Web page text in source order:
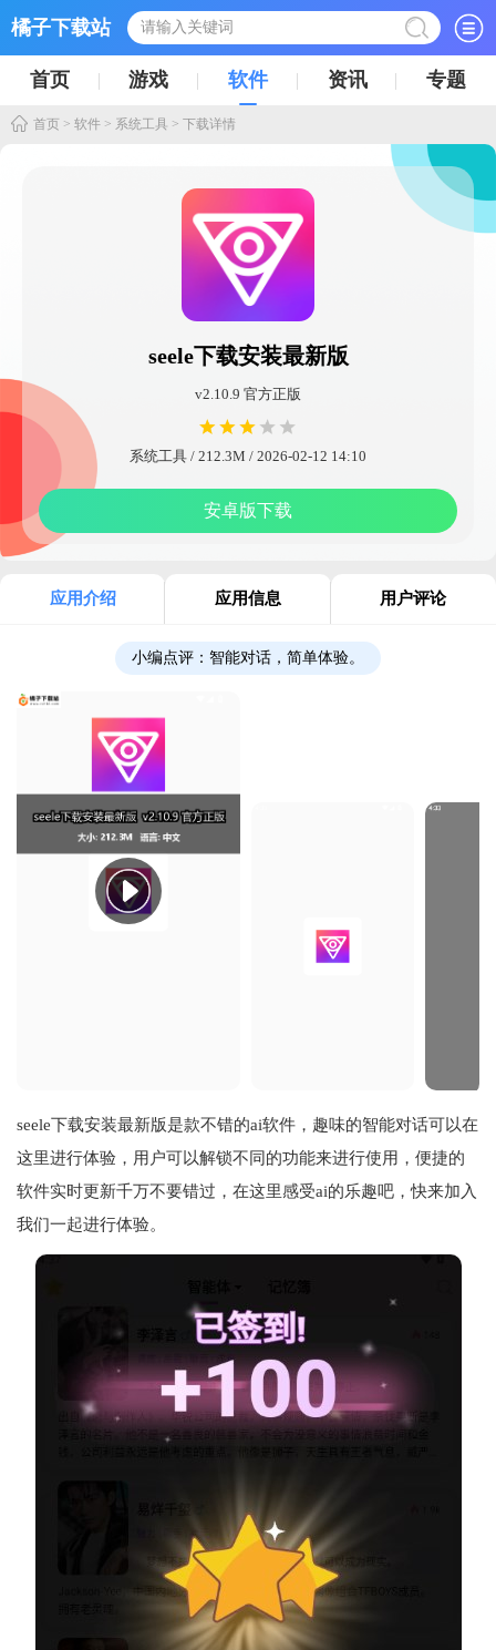
橘子下载站
首页 游戏 软件 资讯 专题
首页 > 软件 > 系统工具 > 下载详情
seele下载安装最新版
v2.10.9 官方正版
系统工具 / 212.3M / 2026-02-12 14:10
安卓版下载
应用介绍 应用信息 用户评论
小编点评： 智能对话，简单体验。
seele下载安装最新版是款不错的ai软件，趣味的智能对话可以在
这里进行体验，用户可以解锁不同的功能来进行使用，便捷的
软件实时更新千万不要错过，在这里感受ai的乐趣吧，快来加入
我们一起进行体验。